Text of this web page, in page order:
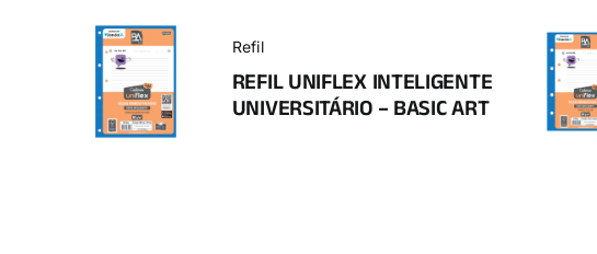
Refil
REFIL UNIFLEX INTELIGENTE
UNIVERSITÁRIO – BASIC ART